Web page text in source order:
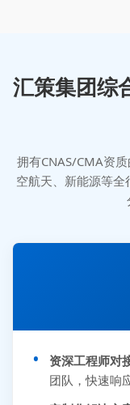
汇策集团综
拥有CNAS/CMA资
空航天、新能源等
资深工程师对
团队，快速响